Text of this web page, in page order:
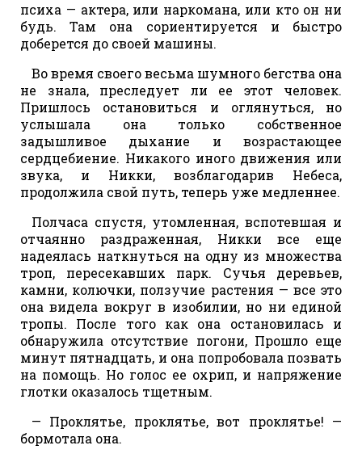
психа — актера, или наркомана, или кто он ни
будь. Там она сориентируется и быстро
доберется до своей машины.
Во время своего весьма шумного бегства она
не знала, преследует ли ее этот человек.
Пришлось остановиться и оглянуться, но
услышала она только собственное
задышливое дыхание и возрастающее
сердцебиение. Никакого иного движения или
звука, и Никки, возблагодарив Небеса,
продолжила свой путь, теперь уже медленнее.
Полчаса спустя, утомленная, вспотевшая и
отчаянно раздраженная, Никки все еще
надеялась наткнуться на одну из множества
троп, пересекавших парк. Сучья деревьев,
камни, колючки, ползучие растения — все это
она видела вокруг в изобилии, но ни единой
тропы. После того как она остановилась и
обнаружила отсутствие погони, Прошло еще
минут пятнадцать, и она попробовала позвать
на помощь. Но голос ее охрип, и напряжение
глотки оказалось тщетным.
— Проклятье, проклятье, вот проклятье! —
бормотала она.